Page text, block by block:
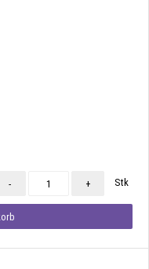
- + Stk